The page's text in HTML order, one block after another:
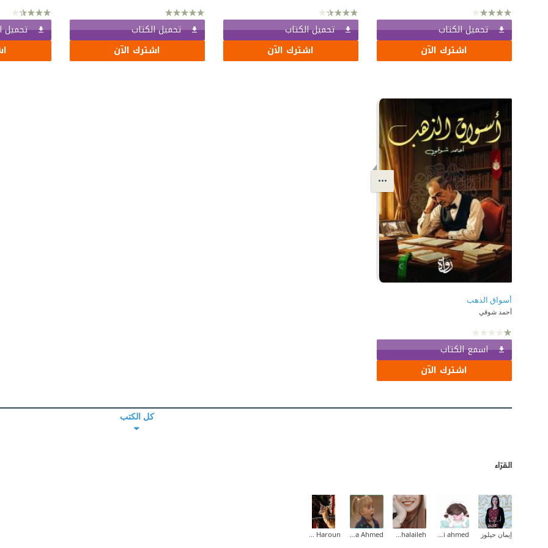
تحميل الكتاب
اشترك الآن
تحميل الكتاب
اشترك الآن
تحميل الكتاب
اشترك الآن
تحميل
أسواق الذهب
أحمد شوقي
اسمع الكتاب
اشترك الآن
كل الكتب
القرّاء
إيمان حيلوز mai ahmed
Ghadeer Y. Khalaileh
Heba Ahmed
Amal Idris Haroun